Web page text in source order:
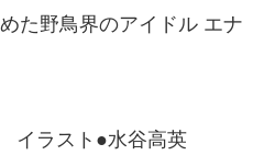
た野鳥界のアイドル エナ
イラスト●水谷高英